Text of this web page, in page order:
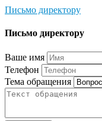
Письмо директору
Письмо директору
Ваше имя
Телефон
Тема обращения